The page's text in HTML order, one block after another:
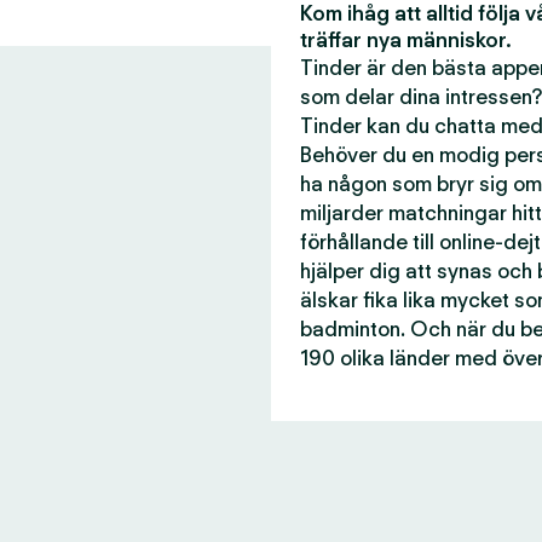
Kom ihåg att alltid följa
träffar nya människor.
Tinder är den bästa
som delar dina
Tinder kan du chatta
Behöver du en modig
ha någon som bryr sig
miljarder matchningar
förhållande till online-
hjälper dig att synas och
älskar fika lika mycket
badminton. Och när du
190 olika länder med